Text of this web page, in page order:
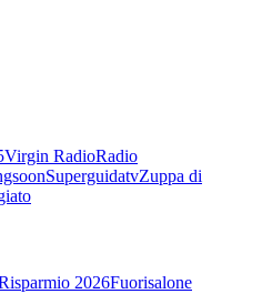
Virgin RadioRadio
SuperguidatvZuppa di
2026Fuorisalone